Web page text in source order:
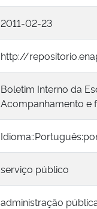
2011-02-23
http://
Boletim Interno da
Acompanhamento e
serviço público
administração